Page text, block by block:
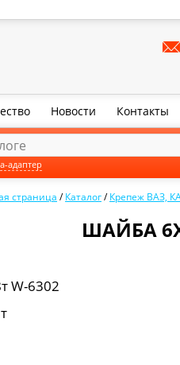
Новости Контакты
страница /Каталог/Крепеж ВАЗ,
ШАЙБА
W-6302
адаптер